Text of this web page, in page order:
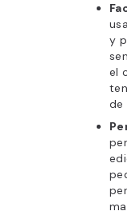
y
el
de